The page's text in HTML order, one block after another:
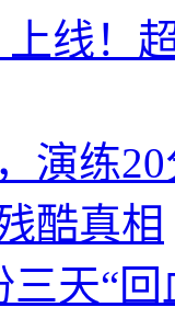
上线！
演练
酷真相
三天“